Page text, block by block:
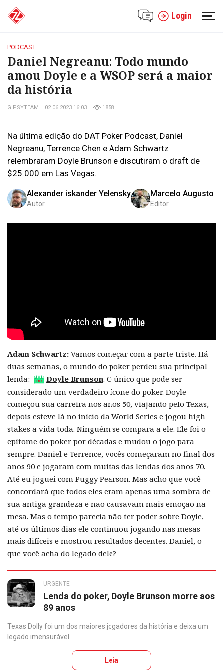
Login
PODCAST
Daniel Negreanu: Todo mundo
amou Doyle e a WSOP será a maior
da história
GIPSYTEAM 02.06.2023 16:03 1858
Na última edição do DAT Poker Podcast, Daniel
Negreanu, Terrence Chen e Adam Schwartz
relembraram Doyle Brunson e discutiram o draft de
$25.000 em Las Vegas.
Alexander iskander Yelensky
Autor
Marcelo Augusto
Editor
Adam Schwartz: Vamos começar com a parte triste. Há
duas semanas, o mundo do poker perdeu sua principal
lenda:
Doyle Brunson. O único que pode ser
considerado um verdadeiro ícone do poker. Doyle
começou sua carreira nos anos 50, viajando pelo Texas,
depois esteve lá no início da World Series e jogou high
stakes a vida toda. Ninguém se compara a ele. Ele foi o
epítome do poker por décadas e mudou o jogo para
sempre. Daniel e Terrence, vocês começaram no final dos
anos 90 e jogaram com muitas das lendas dos anos 70.
Até eu joguei com Puggy Pearson. Mas acho que você
concordará que todos eles eram apenas uma sombra de
sua antiga grandeza e não causavam mais emoção na
mesa. Mas o tempo parecia não ter poder sobre Doyle,
até os últimos dias ele continuou jogando nas mesas
mais difíceis e mostrou resultados decentes. Daniel, o
que você acha do legado dele?
URGENTE
Lenda do poker, Doyle Brunson morre aos
89 anos
Texas Dolly foi um dos maiores jogadores da história e deixa um
legado imensurável.
Leia